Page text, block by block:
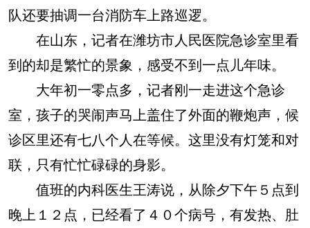
队还要抽调一台消防车上路巡逻。
在山东，记者在潍坊市人民医院急诊室里看
到的却是繁忙的景象，感受不到一点儿年味。
大年初一零点多，记者刚一走进这个急诊
室，孩子的哭闹声马上盖住了外面的鞭炮声，候
诊区里还有七八个人在等候。这里没有灯笼和对
联，只有忙忙碌碌的身影。
值班的内科医生王涛说，从除夕下午５点到
晚上１２点，已经看了４０个病号，有发热、肚